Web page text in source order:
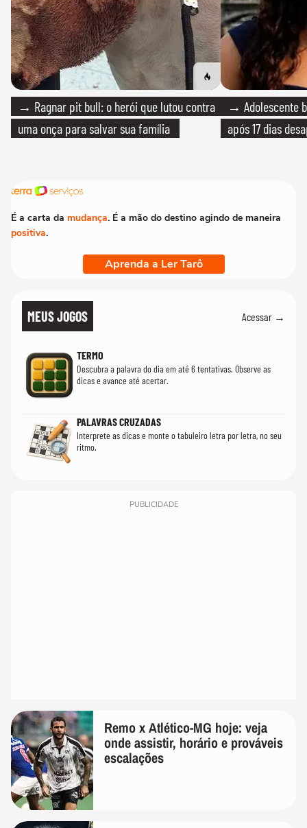
→ Ragnar pit bull: o herói que lutou contra
uma onça para salvar sua família
→ Adolescente
após 17 dias
É a carta da mudança. É a mão do destino agindo de maneira
positiva.
Aprenda a Ler Tarô
MEUS JOGOS Acessar →
TERMO
Descubra a palavra do dia em até 6 tentativas. Observe as
dicas e avance até acertar.
PALAVRAS CRUZADAS
Interprete as dicas e monte o tabuleiro letra por letra, no seu
ritmo.
PUBLICIDADE
Remo x Atlético-MG hoje: veja
onde assistir, horário e prováveis
escalações